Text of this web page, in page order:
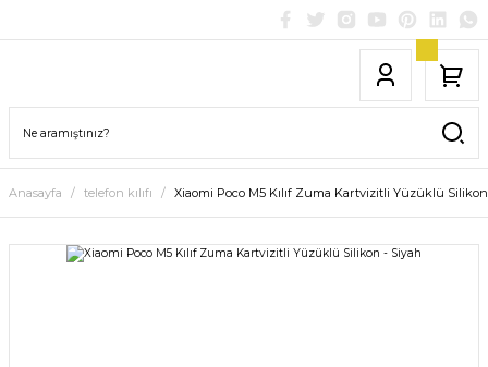
Anasayfa telefon kılıfı Xiaomi Poco M5 Kılıf Zuma Kartvizitli Yüzüklü